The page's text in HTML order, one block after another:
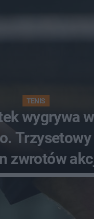
TENIS
wygrywa
Trzysetowy
zwrotów